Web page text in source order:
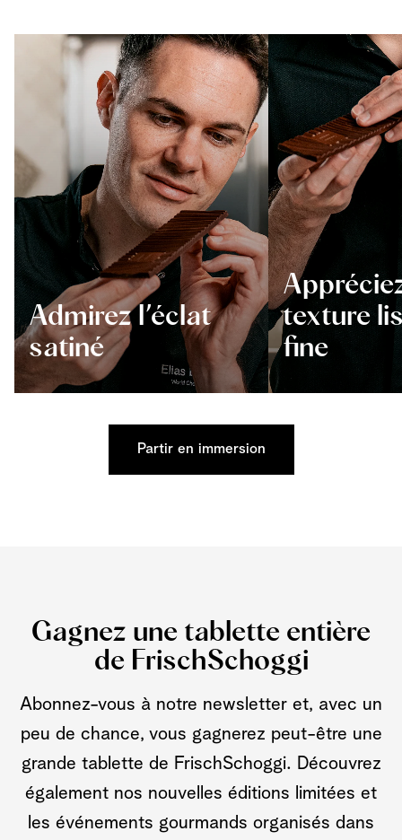
Admirez l’éclat
satiné
texture
fine
Partir en immersion
Gagnez une tablette entière
de FrischSchoggi
Abonnez-vous à notre newsletter et, avec un
peu de chance, vous gagnerez peut-être une
grande tablette de FrischSchoggi. Découvrez
également nos nouvelles éditions limitées et
les événements gourmands organisés dans